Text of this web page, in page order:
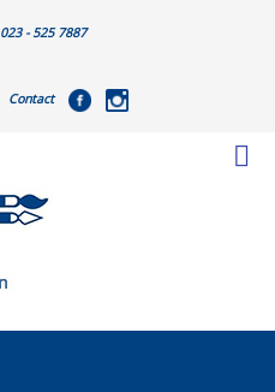
023 - 525 7887
Contact